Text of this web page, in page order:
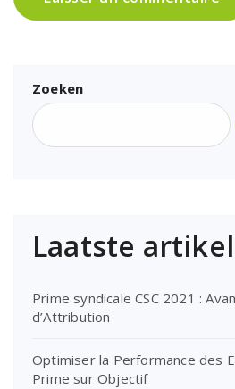
Zoeken
Laatste
Prime syndicale CSC 2021 :
d’Attribution
Optimiser la Performance des
Prime sur Objectif